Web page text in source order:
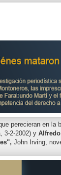
perecieran en la
3-2-2002) y
John Irving,